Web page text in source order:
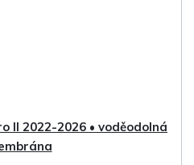
II 2022-2026 • voděodolná